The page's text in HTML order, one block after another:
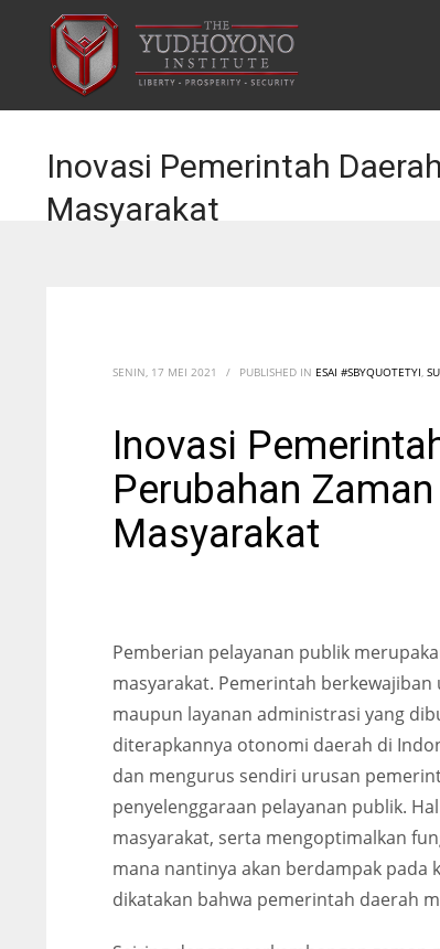
Inovasi Pemerintah
Masyarakat
SENIN, 17 MEI 2021 / PUBLISHED IN ESAI #SBYQUOTETYI,
Inovasi
Perubahan
Masyarakat
Pemberian pelayanan publik
masyarakat. Pemerintah
maupun layanan administrasi yang
diterapkannya otonomi daerah di
dan mengurus sendiri urusan
penyelenggaraan pelayanan publik.
masyarakat, serta mengoptimalkan
mana nantinya akan berdampak pada
dikatakan bahwa pemerintah daerah